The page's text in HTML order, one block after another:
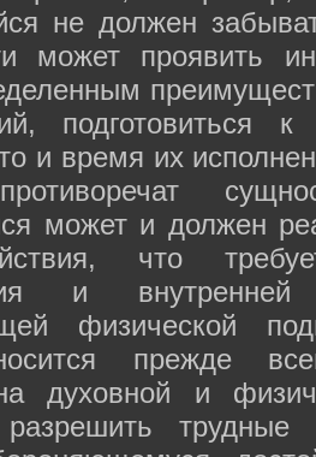
не должен
может проявить
подготовиться
и время их
может и должен
что
и
физической
прежде
духовной и